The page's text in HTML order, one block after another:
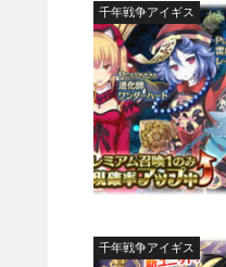
千年戦争アイギス
千年戦争アイギス